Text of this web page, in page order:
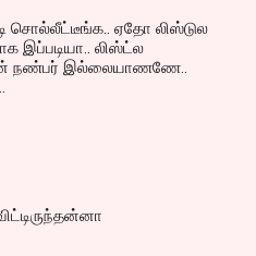
ஏதோ லிஸ்டுல
இப்படியா.. லிஸ்ட்ல
நண்பர் இல்லையாணணே..